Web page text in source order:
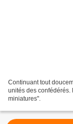
Continuant tout
unités des confédérés.
miniatures".